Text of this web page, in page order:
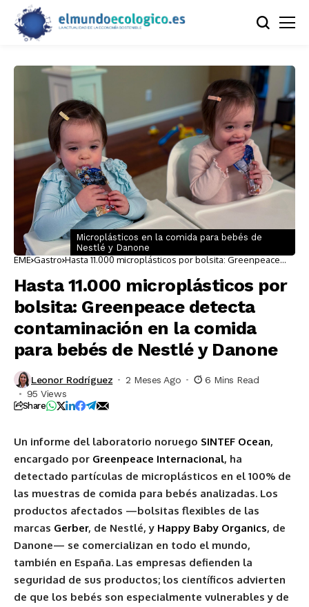
Microplásticos en la comida para bebés de
Nestlé y Danone
EME Gastro Hasta 11.000 microplásticos por bolsita: Greenpeace
Nestlé y Danone
Hasta 11.000 microplásticos por
bolsita: Greenpeace detecta
contaminación en la comida
para bebés de Nestlé y Danone
Leonor Rodríguez 2 Meses Ago
6 Mins Read
95 Views
Share
Un informe del laboratorio noruego SINTEF Ocean,
encargado por Greenpeace Internacional, ha
detectado partículas de microplásticos en el 100% de
las muestras de comida para bebés analizadas. Los
productos afectados —bolsitas flexibles de las
marcas Gerber, de Nestlé, y Happy Baby Organics, de
Danone— se comercializan en todo el mundo,
también en España. Las empresas defienden la
seguridad de sus productos; los científicos advierten
de que los bebés son especialmente vulnerables y de